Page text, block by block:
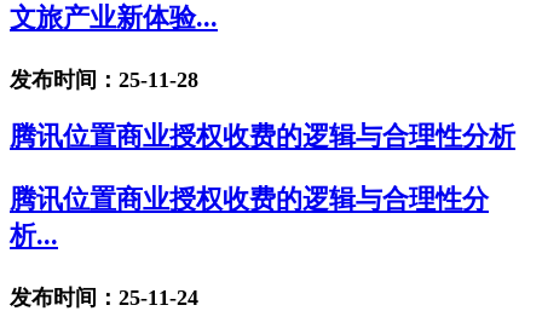
文旅产业新体验...
发布时间：25-11-28
腾讯位置商业授权收费的逻辑与合理性分析
腾讯位置商业授权收费的逻辑与合理性分
析...
发布时间：25-11-24